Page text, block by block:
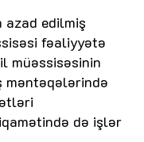
azad edilmiş
fəaliyyətə
müəssisəsinin
məntəqələrində
də işlər